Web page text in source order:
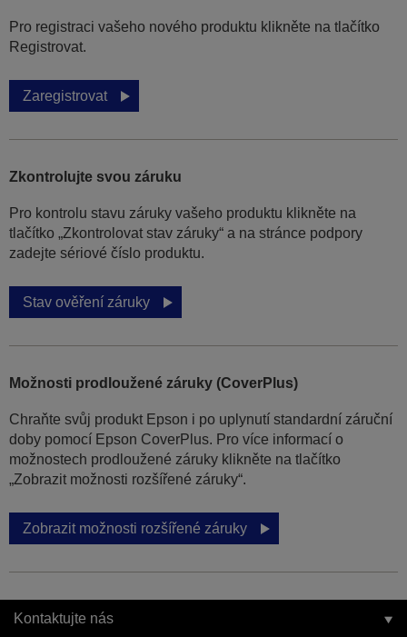
Pro registraci vašeho nového produktu klikněte na tlačítko
Registrovat.
Zaregistrovat
Zkontrolujte svou záruku
Pro kontrolu stavu záruky vašeho produktu klikněte na
tlačítko „Zkontrolovat stav záruky“ a na stránce podpory
zadejte sériové číslo produktu.
Stav ověření záruky
Možnosti prodloužené záruky (CoverPlus)
Chraňte svůj produkt Epson i po uplynutí standardní záruční
doby pomocí Epson CoverPlus. Pro více informací o
možnostech prodloužené záruky klikněte na tlačítko
„Zobrazit možnosti rozšířené záruky“.
Zobrazit možnosti rozšířené záruky
Kontaktujte nás